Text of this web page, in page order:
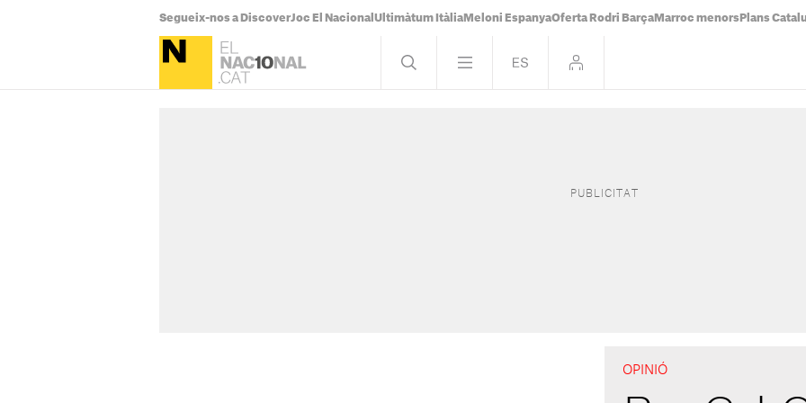
Segueix-nos a DiscoverJoc El Nacional Ultimàtum Itàlia Meloni EspanyaOferta Rodri Barça Marroc menors Plans
OPINIÓ